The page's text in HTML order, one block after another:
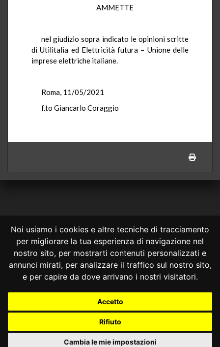
Noi usiamo i cookies e altre tecniche di tracciamento
per migliorare la tua esperienza di navigazione nel
nostro sito, per mostrarti contenuti personalizzati e
annunci mirati, per analizzare il traffico sul nostro sito,
e per capire da dove arrivano i nostri visitatori.
Accetto
Rifiuto
Cambia le mie impostazioni
AMMETTE
nel giudizio sopra indicato le opinioni scritte
di Utilitalia ed Elettricità futura – Unione delle
imprese elettriche italiane.
Roma, 11/05/2021
f.to Giancarlo Coraggio
CONSULTA ONLINE DAL 1995 -NOTE LEGALI
Consulta OnLine non ha prodotto e non è responsabile per i contenuti e
le informazioni legali di siti collegati.
costituisce una relazione di consulenza legale.
Nessuno deve confidare o agire in base alle informazioni disponibili in
info@giurcost.org| Giurisprudenza Costituzionale|
Consulta OnLine| @giurcost